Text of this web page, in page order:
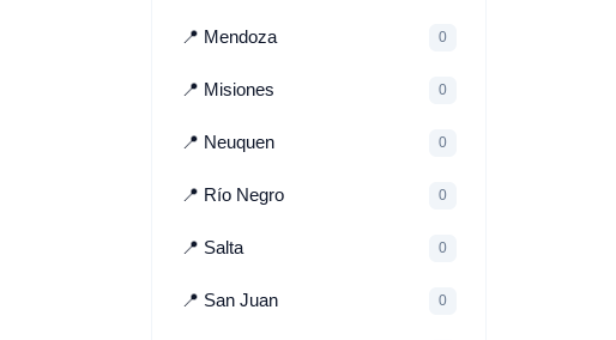
📍 Mendoza 0
📍 Misiones 0
📍 Neuquen 0
📍 Río Negro 0
📍 Salta 0
📍 San Juan 0